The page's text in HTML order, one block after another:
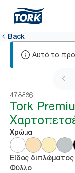
Back
Αυτό το
478886
Tork
Χρώμα
Είδος διπλώματος
Φύλλο